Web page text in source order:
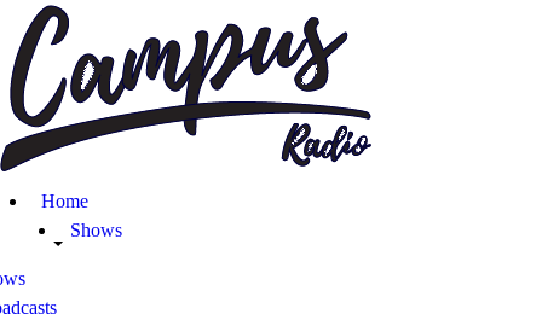
Home
Shows
Home
Shows
Blog
Features
About